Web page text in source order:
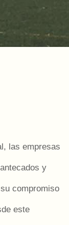
las empresas
y
compromiso
este